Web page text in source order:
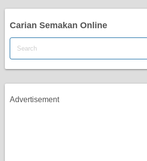
Carian Semakan Online
Advertisement